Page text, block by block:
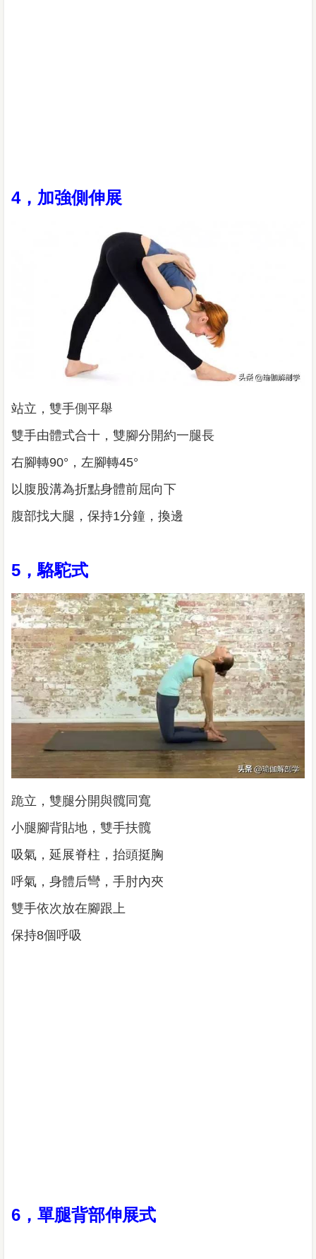
4，加強側伸展
站立，雙手側平舉
雙手由體式合十，雙腳分開約一腿長
右腳轉90°，左腳轉45°
以腹股溝為折點身體前屈向下
腹部找大腿，保持1分鐘，換邊
5，駱駝式
跪立，雙腿分開與髖同寬
小腿腳背貼地，雙手扶髖
吸氣，延展脊柱，抬頭挺胸
呼氣，身體后彎，手肘內夾
雙手依次放在腳跟上
保持8個呼吸
6，單腿背部伸展式